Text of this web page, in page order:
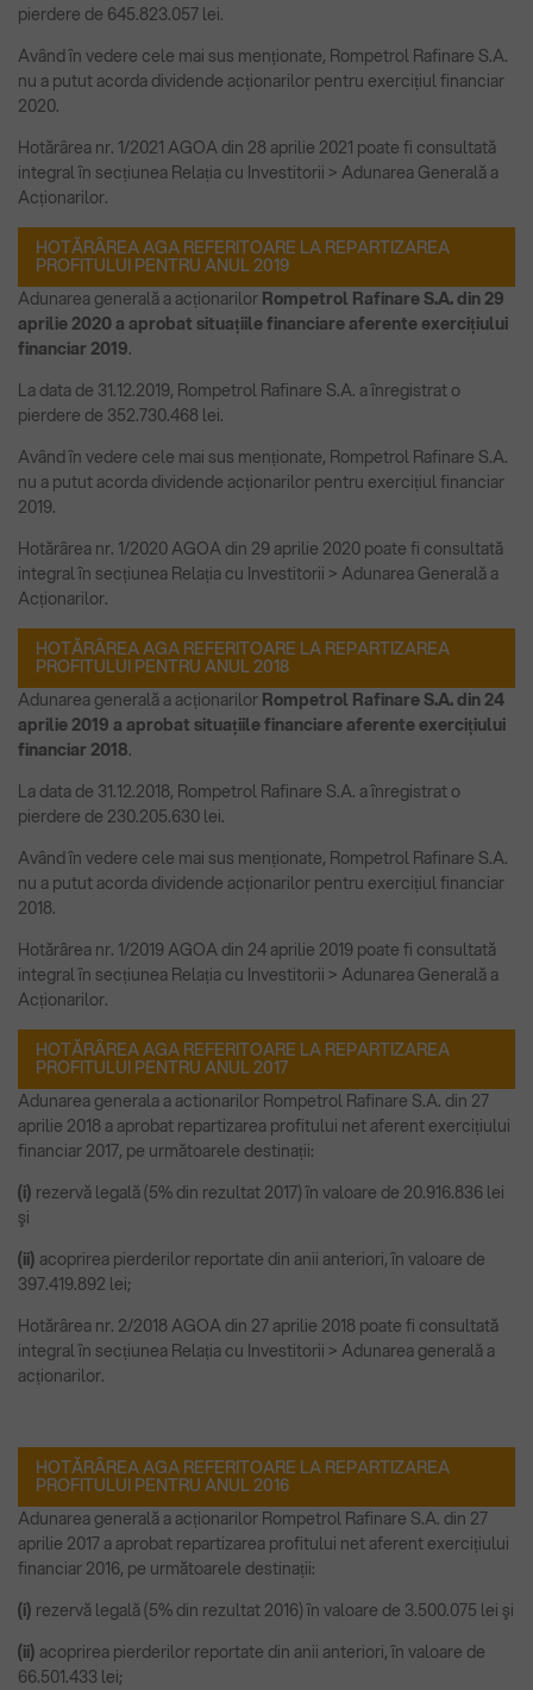
pierdere de 645.823.057 lei.
Având în vedere cele mai sus menționate, Rompetrol Rafinare S.A.
nu a putut acorda dividende acționarilor pentru exercițiul financiar
2020.
Hotărârea nr. 1/2021 AGOA din 28 aprilie 2021 poate fi consultată
integral în secțiunea Relația cu Investitorii > Adunarea Generală a
Acționarilor.
HOTĂRÂREA AGA REFERITOARE LA REPARTIZAREA
PROFITULUI PENTRU ANUL 2019
Adunarea generală a acționarilor Rompetrol Rafinare S.A. din 29
aprilie 2020 a aprobat situațiile financiare aferente exercițiului
financiar 2019.
La data de 31.12.2019, Rompetrol Rafinare S.A. a înregistrat o
pierdere de 352.730.468 lei.
Având în vedere cele mai sus menționate, Rompetrol Rafinare S.A.
nu a putut acorda dividende acționarilor pentru exercițiul financiar
2019.
Hotărârea nr. 1/2020 AGOA din 29 aprilie 2020 poate fi consultată
integral în secțiunea Relația cu Investitorii > Adunarea Generală a
Acționarilor.
HOTĂRÂREA AGA REFERITOARE LA REPARTIZAREA
PROFITULUI PENTRU ANUL 2018
Adunarea generală a acționarilor Rompetrol Rafinare S.A. din 24
aprilie 2019 a aprobat situațiile financiare aferente exercițiului
financiar 2018.
La data de 31.12.2018, Rompetrol Rafinare S.A. a înregistrat o
pierdere de 230.205.630 lei.
Având în vedere cele mai sus menționate, Rompetrol Rafinare S.A.
nu a putut acorda dividende acționarilor pentru exercițiul financiar
2018.
Hotărârea nr. 1/2019 AGOA din 24 aprilie 2019 poate fi consultată
integral în secțiunea Relația cu Investitorii > Adunarea Generală a
Acționarilor.
HOTĂRÂREA AGA REFERITOARE LA REPARTIZAREA
PROFITULUI PENTRU ANUL 2017
Adunarea generala a actionarilor Rompetrol Rafinare S.A. din 27
aprilie 2018 a aprobat repartizarea profitului net aferent exercițiului
financiar 2017, pe următoarele destinații:
(i) rezervă legală (5% din rezultat 2017) în valoare de 20.916.836 lei
şi
(ii) acoprirea pierderilor reportate din anii anteriori, în valoare de
397.419.892 lei;
Hotărârea nr. 2/2018 AGOA din 27 aprilie 2018 poate fi consultată
integral în secțiunea Relația cu Investitorii > Adunarea generală a
acționarilor.
HOTĂRÂREA AGA REFERITOARE LA REPARTIZAREA
PROFITULUI PENTRU ANUL 2016
Adunarea generală a acționarilor Rompetrol Rafinare S.A. din 27
aprilie 2017 a aprobat repartizarea profitului net aferent exercițiului
financiar 2016, pe următoarele destinații:
(i) rezervă legală (5% din rezultat 2016) în valoare de 3.500.075 lei şi
(ii) acoprirea pierderilor reportate din anii anteriori, în valoare de
66.501.433 lei;